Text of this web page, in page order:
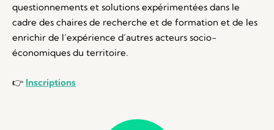
questionnements et solutions expérimentées dans le
cadre des chaires de recherche et de formation et de les
enrichir de l’expérience d’autres acteurs socio-
économiques du territoire.
👉 Inscriptions